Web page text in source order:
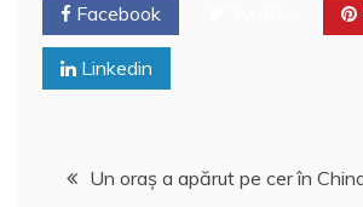
Facebook
Linkedin
Navigare
Un oraş a apărut pe cer în